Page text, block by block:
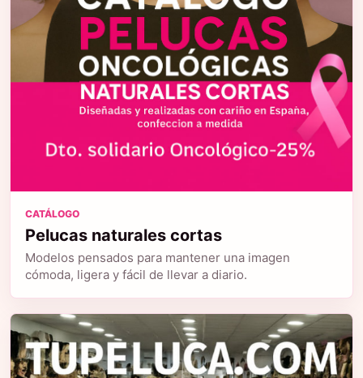
CATÁLOGO
Pelucas naturales cortas
Modelos pensados para mantener una imagen
cómoda, ligera y fácil de llevar a diario.